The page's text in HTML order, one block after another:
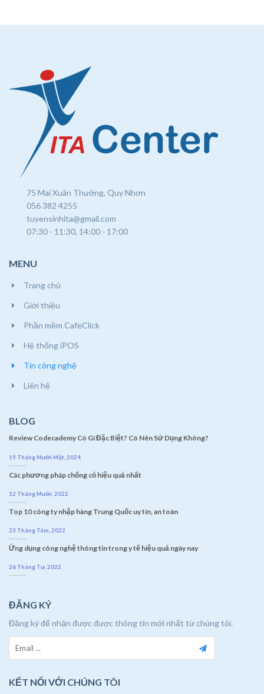
75 Mai Xuân Thưởng, Quy Nhơn
056 382 4255
tuyensinhita@gmail.com
07:30 - 11:30, 14:00 - 17:00
MENU
Trang chủ
Giới thiệu
Phần mềm CafeClick
Hệ thống iPOS
Tin công nghệ
Liên hệ
BLOG
Review Codecademy Có Gì Đặc Biệt? Có Nên Sử Dụng Không?
19 Tháng Mười Một, 2024
Các phương pháp chống cỏ hiệu quả nhất
12 Tháng Mười, 2022
Top 10 công ty nhập hàng Trung Quốc uy tín, an toàn
23 Tháng Tám, 2022
Ứng dụng công nghệ thông tin trong y tế hiệu quả ngày nay
26 Tháng Tư, 2022
ĐĂNG KÝ
Đăng ký để nhận được được thông tin mới nhất từ chúng tôi.
KẾT NỐI VỚI CHÚNG TÔI